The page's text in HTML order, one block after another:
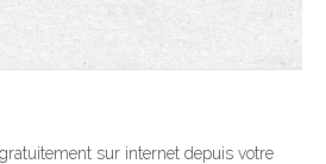
sur internet depuis votre